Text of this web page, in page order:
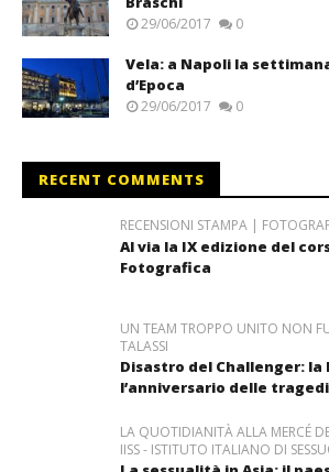
29/06/2017 0
Vela: a Napoli la
d’Epoca
29/06/2017 0
RECENT COMMENTS
RECENSIONI STAMPA |
Al via la IX edizione del
Fotografica
UN TEAM TROPPO UNITO NON
TALASSI
Disastro del Challenger: la
l’anniversario delle
LA QUOTIDIANITÀ ALLA MERCÉ
IISS - ISTITUTO ITALIANO DI